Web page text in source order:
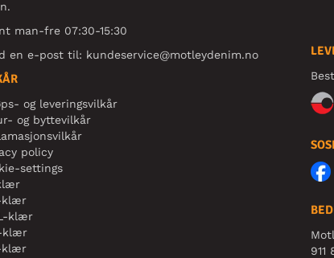
man-fre 07:30-15:30
en e-post til: kundeservice@motleydenim.no
og leveringsvilkår
og byttevilkår
policy
settings
klær
klær
klær
klær
911